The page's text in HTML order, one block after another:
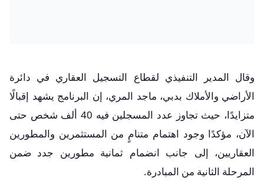
وقال المدير التنفيذي لقطاع التسجيل العقاري في دائرة
الأراضي والأملاك بدبي، ماجد المري، إن البرنامج يشهد إقبالًا
متزايدًا، حيث تجاوز عدد المسجلين فيه 40 ألف شخص حتى
الآن، مؤكدًا وجود اهتمام متنامٍ من المستثمرين والمطورين
العقاريين، إلى جانب انضمام ثمانية مطورين جدد ضمن
المرحلة الثانية من المبادرة.